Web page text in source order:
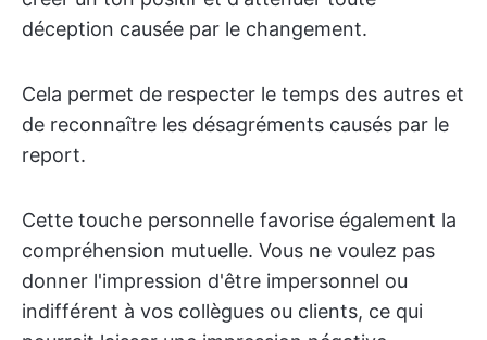
déception causée par le changement.
Cela permet de respecter le temps des autres et
de reconnaître les désagréments causés par le
report.
Cette touche personnelle favorise également la
compréhension mutuelle. Vous ne voulez pas
donner l'impression d'être impersonnel ou
indifférent à vos collègues ou clients, ce qui